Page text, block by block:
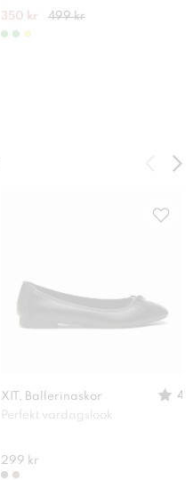
350 kr 499 kr
XIT, Ballerinaskor
4
Perfekt vardagslook
299 kr